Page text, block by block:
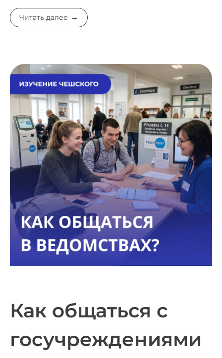
Читать далее
Как общаться с
госучреждениями